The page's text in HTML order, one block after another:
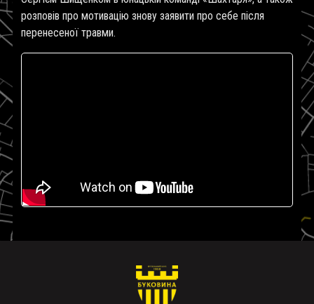
розповів про мотивацію знову заявити про себе після
перенесеної травми.